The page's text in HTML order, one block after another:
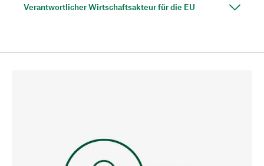
Verantwortlicher Wirtschaftsakteur für die EU